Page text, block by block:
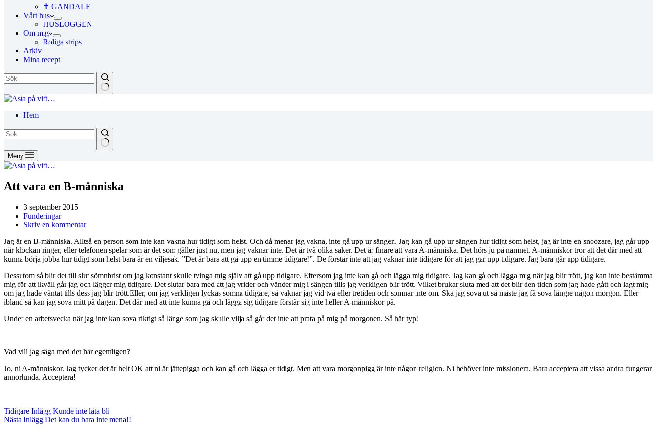
✝ GANDALF
Vårt hus
HUSLOGGEN
Om mig
Roliga strips
Arkiv
Mina recept
Hem
Meny
Att vara en B-människa
3 september 2015
Funderingar
Skriv en kommentar
Jag är en B-människa. Alltså en person som inte kan vakna hur tidigt som helst. Och då menar jag vakna, inte gå upp ur sängen. Jag kan gå upp ur sängen hur tidigt som helst, jag är inte en snoozare, jag går upp
när klockan ringer, eller telefonen spelar som är det som gäller just nu, men jag vaknar inte. Det är två olika saker. Det är finare att vara A-människa. Det hörs ju på namnet. A-människor tror att det där med att
kunna börja jobba hur tidigt som helst bara är en viljesak. ”Det är bara att gå upp en timme tidigare!”. De förstår inte att jag vaknar inte tidigare för att jag går upp tidigare. Jag bara går upp tidigare.
Dessutom så blir det till slut sömnbrist om jag konstant skulle tvinga mig själv att gå upp tidigare. Eftersom jag inte kan gå och lägga mig tidigare. Jag kan gå och lägga mig när jag blir trött, jag kan inte bestämma
mig för att ikväll går jag och lägger mig tidigare. Det slutar bara med att jag vrider och vänder mig i sängen tills jag verkligen blir trött. Vilket brukar sluta med att det blir den tiden som jag hade gått och lagt mig
om jag hade väntat tills dess jag blir trött.Eller, om jag verkligen lyckas somna tidigare, så vaknar jag vid två eller tretiden och somnar inte om. Ska jag sova ut så måste jag få sova längre någon morgon. Eller
ibland så kan jag sova mitt på dagen. Det där med att inte kunna gå och lägga sig tidigare förstår sig inte heller A-människor på.
Under en arbetsvecka när jag inte kan sova riktigt så länge som jag skulle vilja så går det inte att prata på mig på morgonen. Så här typ!
Vad vill jag säga med det här egentligen?
Jo, ni A-människor. Jag tycker det är helt OK att ni är jättepigga och kan gå och lägga er tidigt. Men att vara morgonpigg är inte någon religion. Ni behöver inte missionera. Bara acceptera att vissa andra fungerar
annorlunda. Acceptera!
Tidigare Inlägg Kunde inte låta bli
Nästa Inlägg Det kan du bara inte mena!!